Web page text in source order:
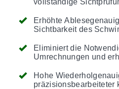
vollständige
geschnitten und
Erhöhte
Sichtbarkeit des
Eliminiert die
Umrechnungen und
die heiß in den
Hohe
präzisionsbearbeiteter